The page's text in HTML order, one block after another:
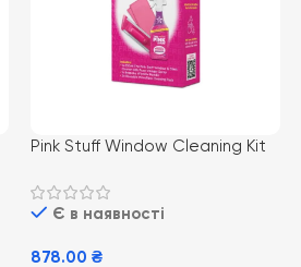
Pink Stuff Window Cleaning Kit
Є в наявності
878.00 ₴